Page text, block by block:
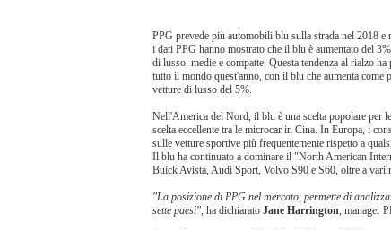
PPG prevede più automobili blu sulla strada nel 2018 e
i dati PPG hanno mostrato che il blu è aumentato del
di lusso, medie e compatte. Questa tendenza al rialzo
tutto il mondo quest'anno, con il blu che aumenta come
vetture di lusso del 5%.
Nell'America del Nord, il blu è una scelta popolare per
scelta eccellente tra le microcar in Cina. In Europa, i
sulle vetture sportive più frequentemente rispetto a
Il blu ha continuato a dominare il "North American
Buick Avista, Audi Sport, Volvo S90 e S60, oltre a vari
"La posizione di PPG nel mercato, permette di
sette paesi", ha dichiarato Jane Harrington, manager